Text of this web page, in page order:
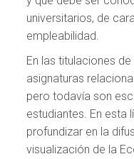
universitarios, de
empleabilidad.
En las titulaciones
asignaturas
pero todavía son
estudiantes. En esta
profundizar en la
visualización de la